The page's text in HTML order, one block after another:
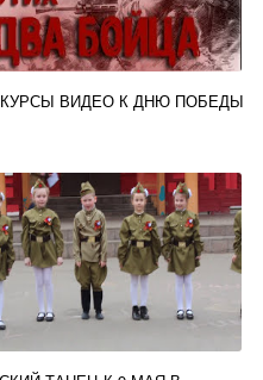
ВИДЕО К ДНЮ ПОБЕДЫ